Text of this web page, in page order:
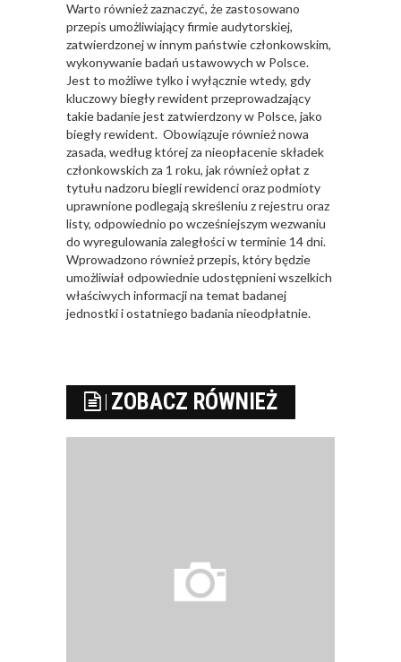
Warto również zaznaczyć, że zastosowano
przepis umożliwiający firmie audytorskiej,
zatwierdzonej w innym państwie członkowskim,
wykonywanie badań ustawowych w Polsce.
Jest to możliwe tylko i wyłącznie wtedy, gdy
kluczowy biegły rewident przeprowadzający
takie badanie jest zatwierdzony w Polsce, jako
biegły rewident. Obowiązuje również nowa
zasada, według której za nieopłacenie składek
członkowskich za 1 roku, jak również opłat z
tytułu nadzoru biegli rewidenci oraz podmioty
uprawnione podlegają skreśleniu z rejestru oraz
listy, odpowiednio po wcześniejszym wezwaniu
do wyregulowania zaległości w terminie 14 dni.
Wprowadzono również przepis, który będzie
umożliwiał odpowiednie udostępnieni wszelkich
właściwych informacji na temat badanej
jednostki i ostatniego badania nieodpłatnie.
ZOBACZ RÓWNIEŻ